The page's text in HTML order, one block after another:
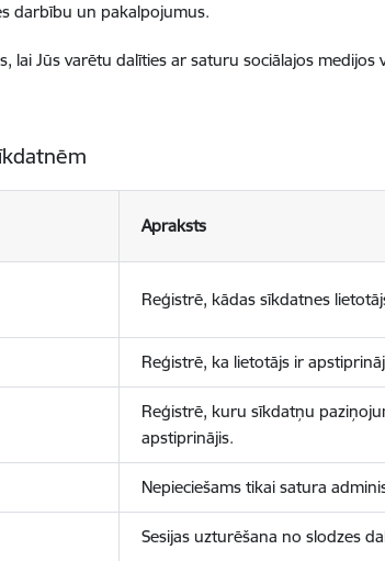
darbību un pakalpojumus.
lai Jūs varētu dalīties ar saturu sociālajos
Apraksts
Reģistrē, kādas sīkdatnes
Reģistrē, ka lietotājs ir
Reģistrē, kuru sīkdatņu
apstiprinājis.
Nepieciešams tikai satura
Sesijas uzturēšana no slodzes